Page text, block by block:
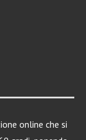
online che si